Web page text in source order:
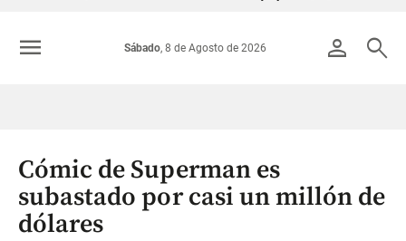
Colombia
person search
Sábado, 8 de Agosto de 2026
menu
Cómic de Superman es
subastado por casi un millón de
dólares